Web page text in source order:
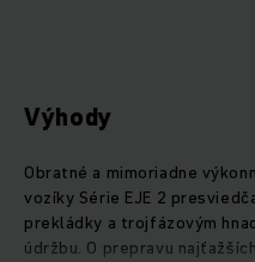
Výhody
Obratné a mimoriadne
vozíky Série EJE 2
prekládky a trojfázovým
údržbu. O prepravu